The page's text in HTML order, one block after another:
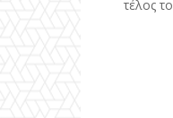
τέλος